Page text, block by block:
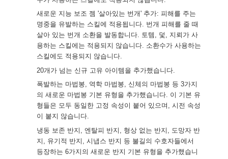
새로운 지능 보조 젬 '살아있는 번개' 추가: 피해를 주는
명중을 유발하는 스킬에 적용됩니다. 번개 피해를 줄 때
살아 있는 번개 소환을 발동합니다. 토템, 덫, 지뢰가 사
용하는 스킬에는 적용되지 않습니다. 소환수가 사용하는
스킬에도 적용되지 않습니다.
20개가 넘는 신규 고유 아이템을 추가했습니다.
폭발하는 마법봉, 역학 마법봉, 신체의 마법봉 등 3가지
의 새로운 마법봉 기본 유형을 추가했습니다. 이 기본 유
형들은 모두 동일한 고정 속성이 붙어 있으며, 시전 속성
이 붙지 않습니다.
냉동 보존 반지, 엔탈피 반지, 형상 없는 반지, 도망자 반
지, 유기적 반지, 시냅스 반지 등 불길의 수호자들에서
등장하는 6가지의 새로운 반지 기본 유형을 추가했습니